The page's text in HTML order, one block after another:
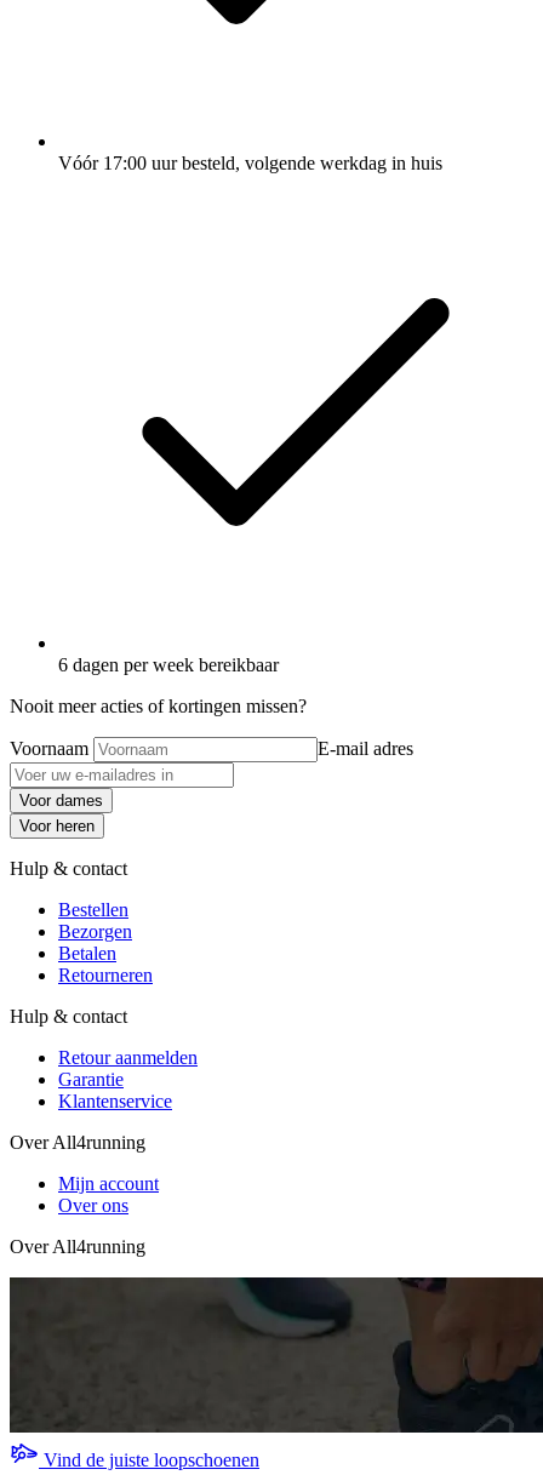
Vóór 17:00 uur besteld, volgende werkdag in huis
6 dagen per week bereikbaar
Nooit meer acties of kortingen missen?
Voornaam E-mail adres
Voor dames
Voor heren
Hulp & contact
Bestellen
Bezorgen
Betalen
Retourneren
Hulp & contact
Retour aanmelden
Garantie
Klantenservice
Over All4running
Mijn account
Over ons
Over All4running
Vind de juiste loopschoenen